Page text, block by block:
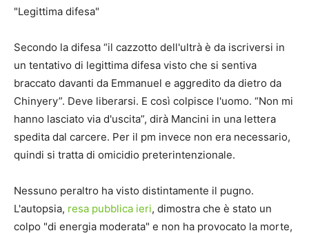
"Legittima difesa"
Secondo la difesa “il cazzotto dell'ultrà è da iscriversi in
un tentativo di legittima difesa visto che si sentiva
braccato davanti da Emmanuel e aggredito da dietro da
Chinyery”. Deve liberarsi. E così colpisce l'uomo. “Non mi
hanno lasciato via d'uscita”, dirà Mancini in una lettera
spedita dal carcere. Per il pm invece non era necessario,
quindi si tratta di omicidio preterintenzionale.
Nessuno peraltro ha visto distintamente il pugno.
L'autopsia, resa pubblica ieri, dimostra che è stato un
colpo "di energia moderata" e non ha provocato la morte,